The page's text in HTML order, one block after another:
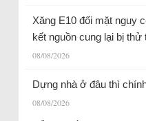
Xăng E10 đối mặt nguy
kết nguồn cung lại bị thử
08/08/2026
Dựng nhà ở đâu thì
08/08/2026